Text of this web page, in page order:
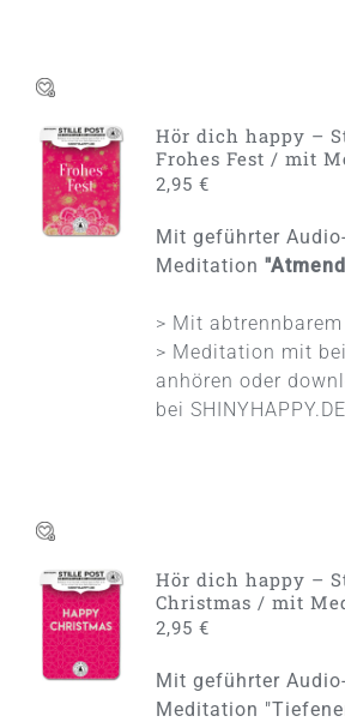
IN DEN
WARENKORB
/
DETAILS
Hör dich happy –
Frohes Fest / mit
2,95€
Mit geführter Audio-
Meditation
> Mit abtrennbarem
> Meditation mit
anhören oder
beiSHINYHAPPY.DE
IN DEN
WARENKORB
/
DETAILS
Hör dich happy –
Christmas / mit
2,95€
Mit geführter Audio-
Meditation